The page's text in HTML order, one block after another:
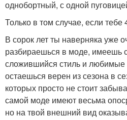
однобортный, с одной
Только в том случае, если
В сорок лет ты наверняка уже
разбираешься в моде, имеешь
сложившийся стиль и любимые
остаешься верен из сезона в
которых просто не стоит
самой моде имеют весьма
но на твой внешний вид